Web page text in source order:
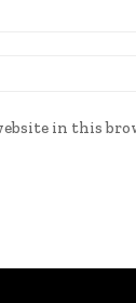
in this